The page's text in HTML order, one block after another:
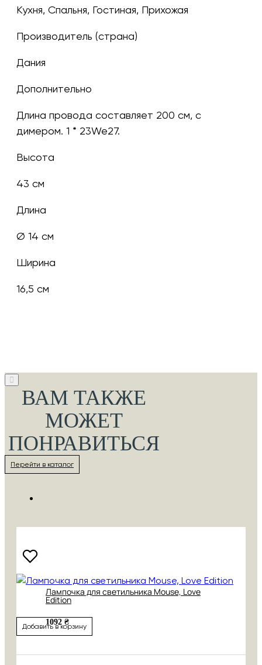
Кухня, Спальня, Гостиная, Прихожая
Производитель (страна)
Дания
Дополнительно
Длина провода составляет 200 см, с
димером. 1 * 23We27.
Высота
43 см
Длина
Ø 14 см
Ширина
16,5 см
ВАМ ТАКЖЕ
МОЖЕТ
ПОНРАВИТЬСЯ
Перейти в каталог
Лампочка для светильника Mouse, Love
Edition
1092 ₴
Добавить в корзину